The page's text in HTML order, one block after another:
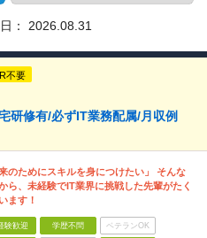
： 2026.08.31
不要
研修有/必ずIT業務配属/月収例
来のためにスキルを身につけたい」 そんな
ら、未経験でIT業界に挑戦した先輩がたく
ます！
験歓迎 学歴不問 ベテランOK